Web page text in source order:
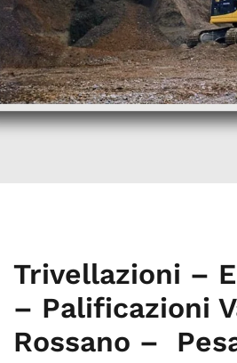
Trivellazioni –
– Palificazioni
Rossano –